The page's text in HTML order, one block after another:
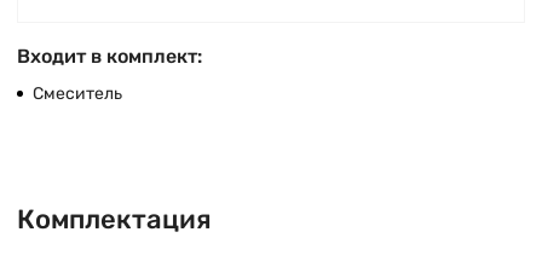
Входит в комплект:
Смеситель
Комплектация